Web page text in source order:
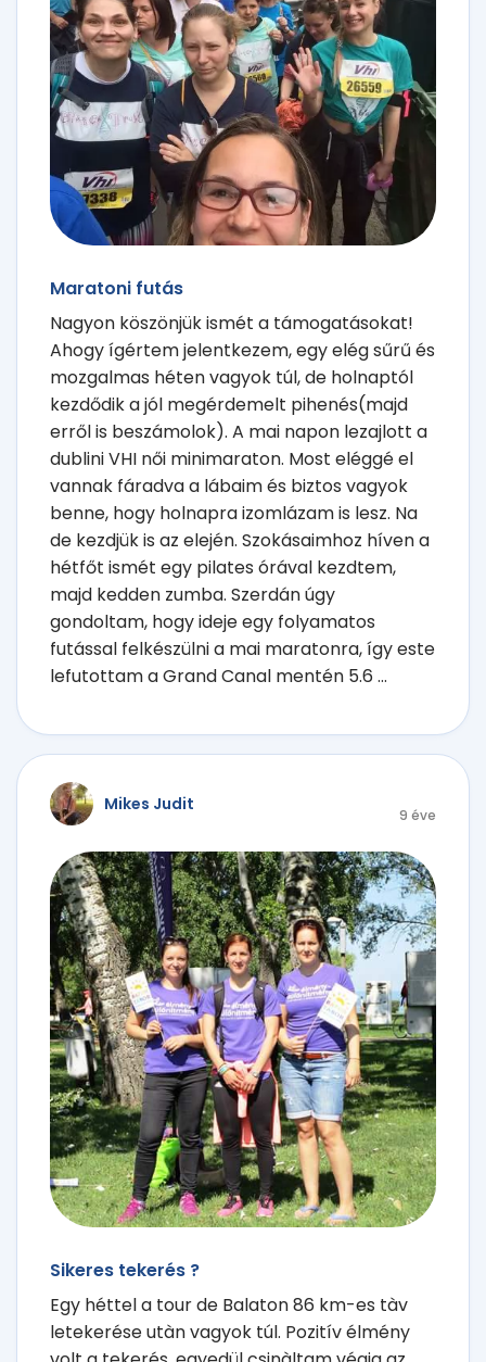
Maratoni futás
Nagyon köszönjük ismét a támogatásokat!
Ahogy ígértem jelentkezem, egy elég sűrű és
mozgalmas héten vagyok túl, de holnaptól
kezdődik a jól megérdemelt pihenés(majd
erről is beszámolok). A mai napon lezajlott a
dublini VHI női minimaraton. Most eléggé el
vannak fáradva a lábaim és biztos vagyok
benne, hogy holnapra izomlázam is lesz. Na
de kezdjük is az elején. Szokásaimhoz híven a
hétfőt ismét egy pilates órával kezdtem,
majd kedden zumba. Szerdán úgy
gondoltam, hogy ideje egy folyamatos
futással felkészülni a mai maratonra, így este
lefutottam a Grand Canal mentén 5.6 ...
Mikes Judit
9 éve
Sikeres tekerés ?
Egy héttel a tour de Balaton 86 km-es tàv
letekerése utàn vagyok túl. Pozitív élmény